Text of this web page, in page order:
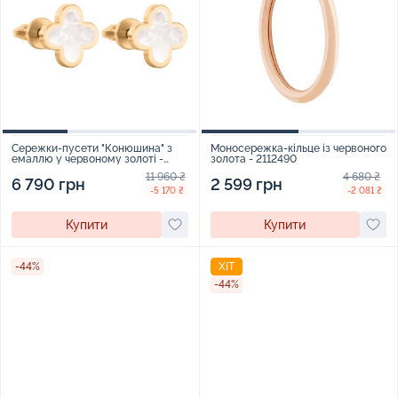
Сережки-пусети "Конюшина" з
емаллю у червоному золоті -
6 790 грн 11 960 ₴
-5 170 ₴
Купити
Моносережка-кільце із червоного
золота - 2112490
2 599 грн 4 680 ₴
-2 081 ₴
Купити
-44%
ХІТ
-44%